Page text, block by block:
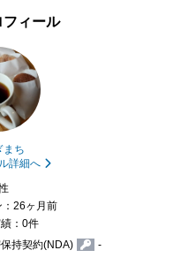
フィール
まち
詳細へ
：26ヶ月前
：0件
持契約(NDA) -